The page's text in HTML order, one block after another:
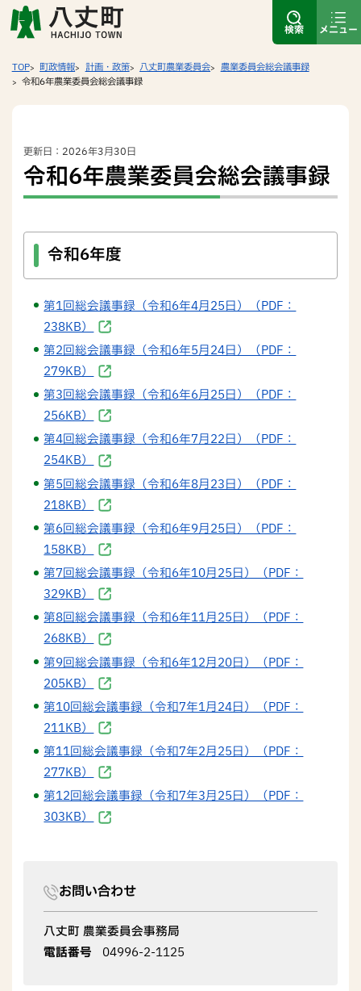
検索 メニュー
TOP 町政情報 計画・政策 八丈町農業委員会
農業委員会総会議事録
令和6年農業委員会総会議事録
更新日：2026年3月30日
令和6年農業委員会総会議事録
令和6年度
第1回総会議事録（令和6年4月25日）（PDF：
238KB）
第2回総会議事録（令和6年5月24日）（PDF：
279KB）
第3回総会議事録（令和6年6月25日）（PDF：
256KB）
第4回総会議事録（令和6年7月22日）（PDF：
254KB）
第5回総会議事録（令和6年8月23日）（PDF：
218KB）
第6回総会議事録（令和6年9月25日）（PDF：
158KB）
第7回総会議事録（令和6年10月25日）（PDF：
329KB）
第8回総会議事録（令和6年11月25日）（PDF：
268KB）
第9回総会議事録（令和6年12月20日）（PDF：
205KB）
第10回総会議事録（令和7年1月24日）（PDF：
211KB）
第11回総会議事録（令和7年2月25日）（PDF：
277KB）
第12回総会議事録（令和7年3月25日）（PDF：
303KB）
お問い合わせ
八丈町 農業委員会事務局
電話番号
04996-2-1125